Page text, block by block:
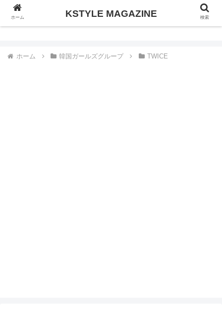
KSTYLE MAGAZINE
ホーム 韓国ガールズグループ TWICE
ホーム KSTYLE MAGAZINE 検索